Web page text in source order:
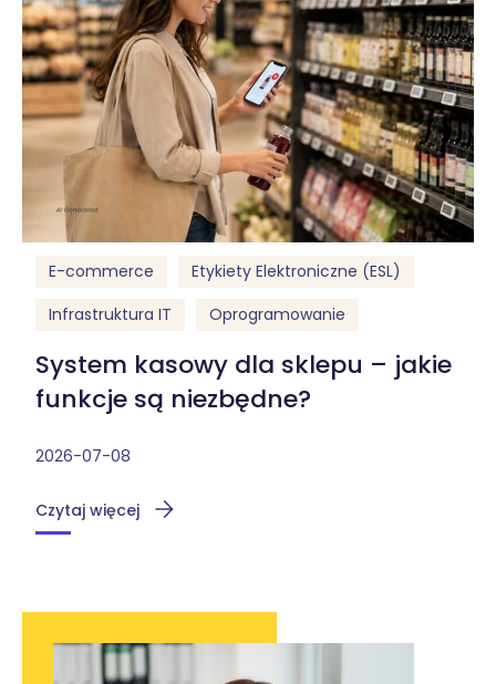
E-commerce
Etykiety Elektroniczne (ESL)
Infrastruktura IT
Oprogramowanie
System kasowy dla sklepu – jakie
funkcje są niezbędne?
2026-07-08
Czytaj więcej